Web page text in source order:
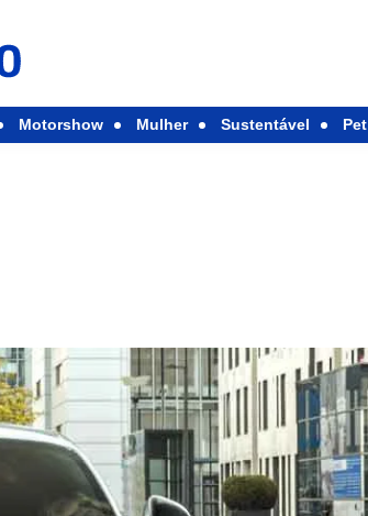
Motorshow Mulher Sustentável Pet